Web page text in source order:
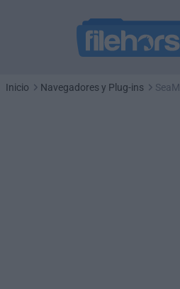
Inicio Navegadores y Plug-ins